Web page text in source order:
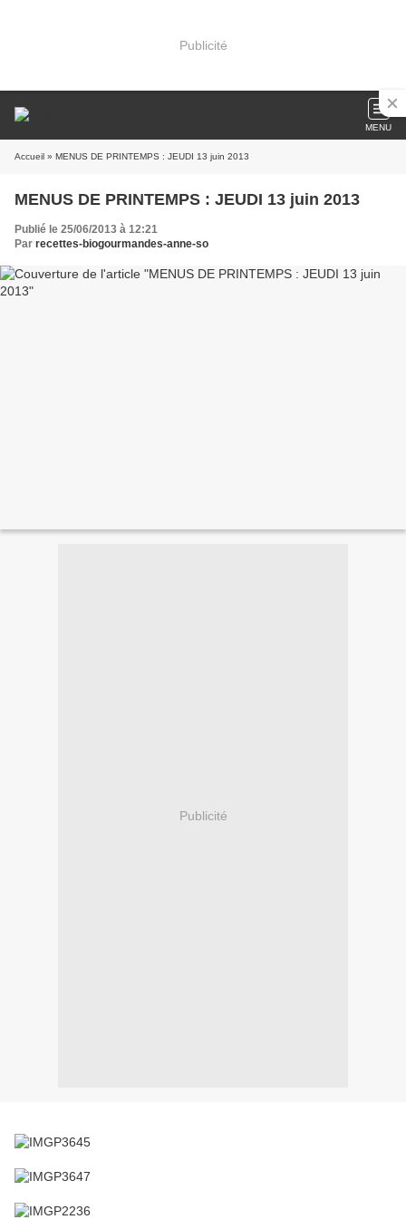
Publicité
MENU
Accueil » MENUS DE PRINTEMPS : JEUDI 13 juin 2013
MENUS DE PRINTEMPS : JEUDI 13 juin 2013
Publié le 25/06/2013 à 12:21
Par recettes-biogourmandes-anne-so
Publicité